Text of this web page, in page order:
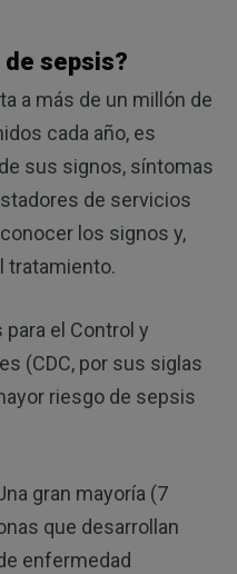
sepsis?
a más de un millón de
cada año, es
sus signos, síntomas
de servicios
los signos y,
tratamiento.
el Control y
(CDC, por sus siglas
riesgo de sepsis
gran mayoría (7
que desarrollan
enfermedad